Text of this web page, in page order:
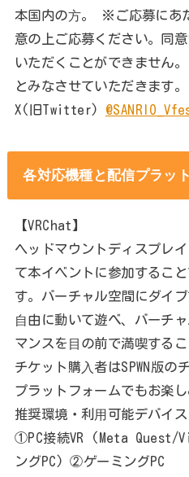
本国内の⽅。 ※ご応募にあ
意の上ご応募ください。同
いただくことができません
とみなさせていただきます
X(旧Twitter)
各対応機種と配信プラッ
【VRChat】
ヘッドマウントディスプレ
て本イベントに参加するこ
す。バーチャル空間にダイ
⾃由に動いて遊べ、バーチ
マンスを⽬の前で満喫する
チケット購⼊者はSPWN版の
プラットフォームでもお楽し
推奨環境・利⽤可能デバイス
①PC接続VR (Meta Quest/
ングPC) ②ゲーミングPC